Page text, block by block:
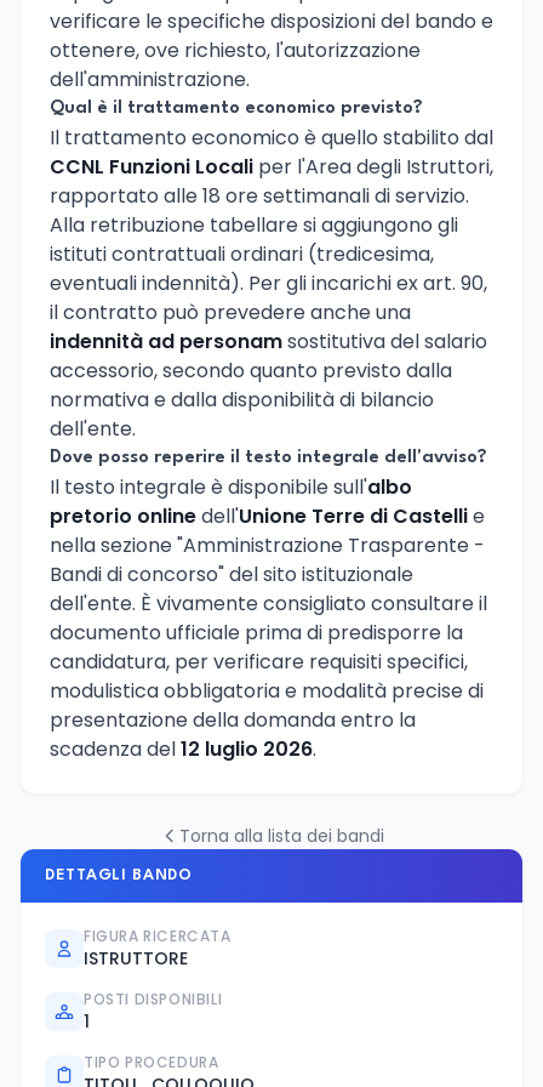
verificare le specifiche disposizioni del bando e
ottenere, ove richiesto, l'autorizzazione
dell'amministrazione.
Qual è il trattamento economico previsto?
Il trattamento economico è quello stabilito dal
CCNL Funzioni Locali per l'Area degli Istruttori,
rapportato alle 18 ore settimanali di servizio.
Alla retribuzione tabellare si aggiungono gli
istituti contrattuali ordinari (tredicesima,
eventuali indennità). Per gli incarichi ex art. 90,
il contratto può prevedere anche una
indennità ad personamsostitutiva del salario
accessorio, secondo quanto previsto dalla
normativa e dalla disponibilità di bilancio
dell'ente.
Dove posso reperire il testo integrale dell'avviso?
Il testo integrale è disponibile sull'albo
pretorio onlinedell'Unione Terre di Castellie
nella sezione "Amministrazione Trasparente -
Bandi di concorso" del sito istituzionale
dell'ente. È vivamente consigliato consultare il
documento ufficiale prima di predisporre la
candidatura, per verificare requisiti specifici,
modulistica obbligatoria e modalità precise di
presentazione della domanda entro la
scadenza del12 luglio 2026.
Torna alla lista dei bandi
DETTAGLI BANDO
FIGURA RICERCATA
ISTRUTTORE
POSTI DISPONIBILI
1
TIPO PROCEDURA